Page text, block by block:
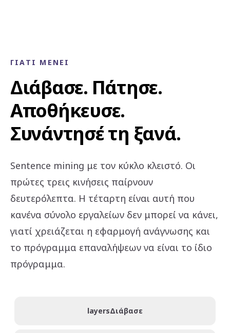
ΓΙΑΤΊ ΜΈΝΕΙ
Διάβασε. Πάτησε.
Αποθήκευσε.
Συνάντησέ τη ξανά.
Sentence mining με τον κύκλο κλειστό. Οι
πρώτες τρεις κινήσεις παίρνουν
δευτερόλεπτα. Η τέταρτη είναι αυτή που
κανένα σύνολο εργαλείων δεν μπορεί να κάνει,
γιατί χρειάζεται η εφαρμογή ανάγνωσης και
το πρόγραμμα επαναλήψεων να είναι το ίδιο
πρόγραμμα.
layersΔιάβασε